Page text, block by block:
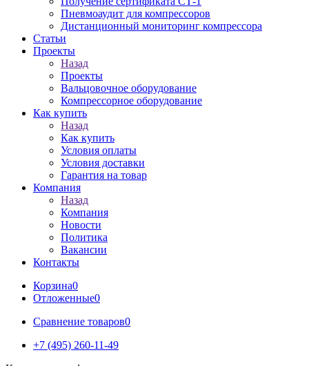
Пневмоаудит для компрессоров
Дистанционный мониторинг компрессора
Статьи
Проекты
Назад
Проекты
Вальцовочное оборудование
Компрессорное оборудование
Как купить
Назад
Как купить
Условия оплаты
Условия доставки
Гарантия на товар
Компания
Назад
Компания
Новости
Политика
Вакансии
Контакты
Корзина0
Отложенные0
Сравнение товаров0
+7 (495) 260-11-49